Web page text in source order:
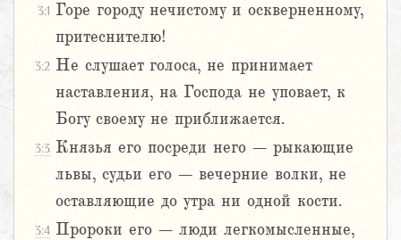
3:1 Горе городу нечистому и оскверненному,
притеснителю!
3:2 Не слушает голоса, не принимает
наставления, на Господа не уповает, к
Богу своему не приближается.
3:3 Князья его посреди него – рыкающие
львы, судьи его – вечерние волки, не
оставляющие до утра ни одной кости.
3:4 Пророки его – люди легкомысленные,